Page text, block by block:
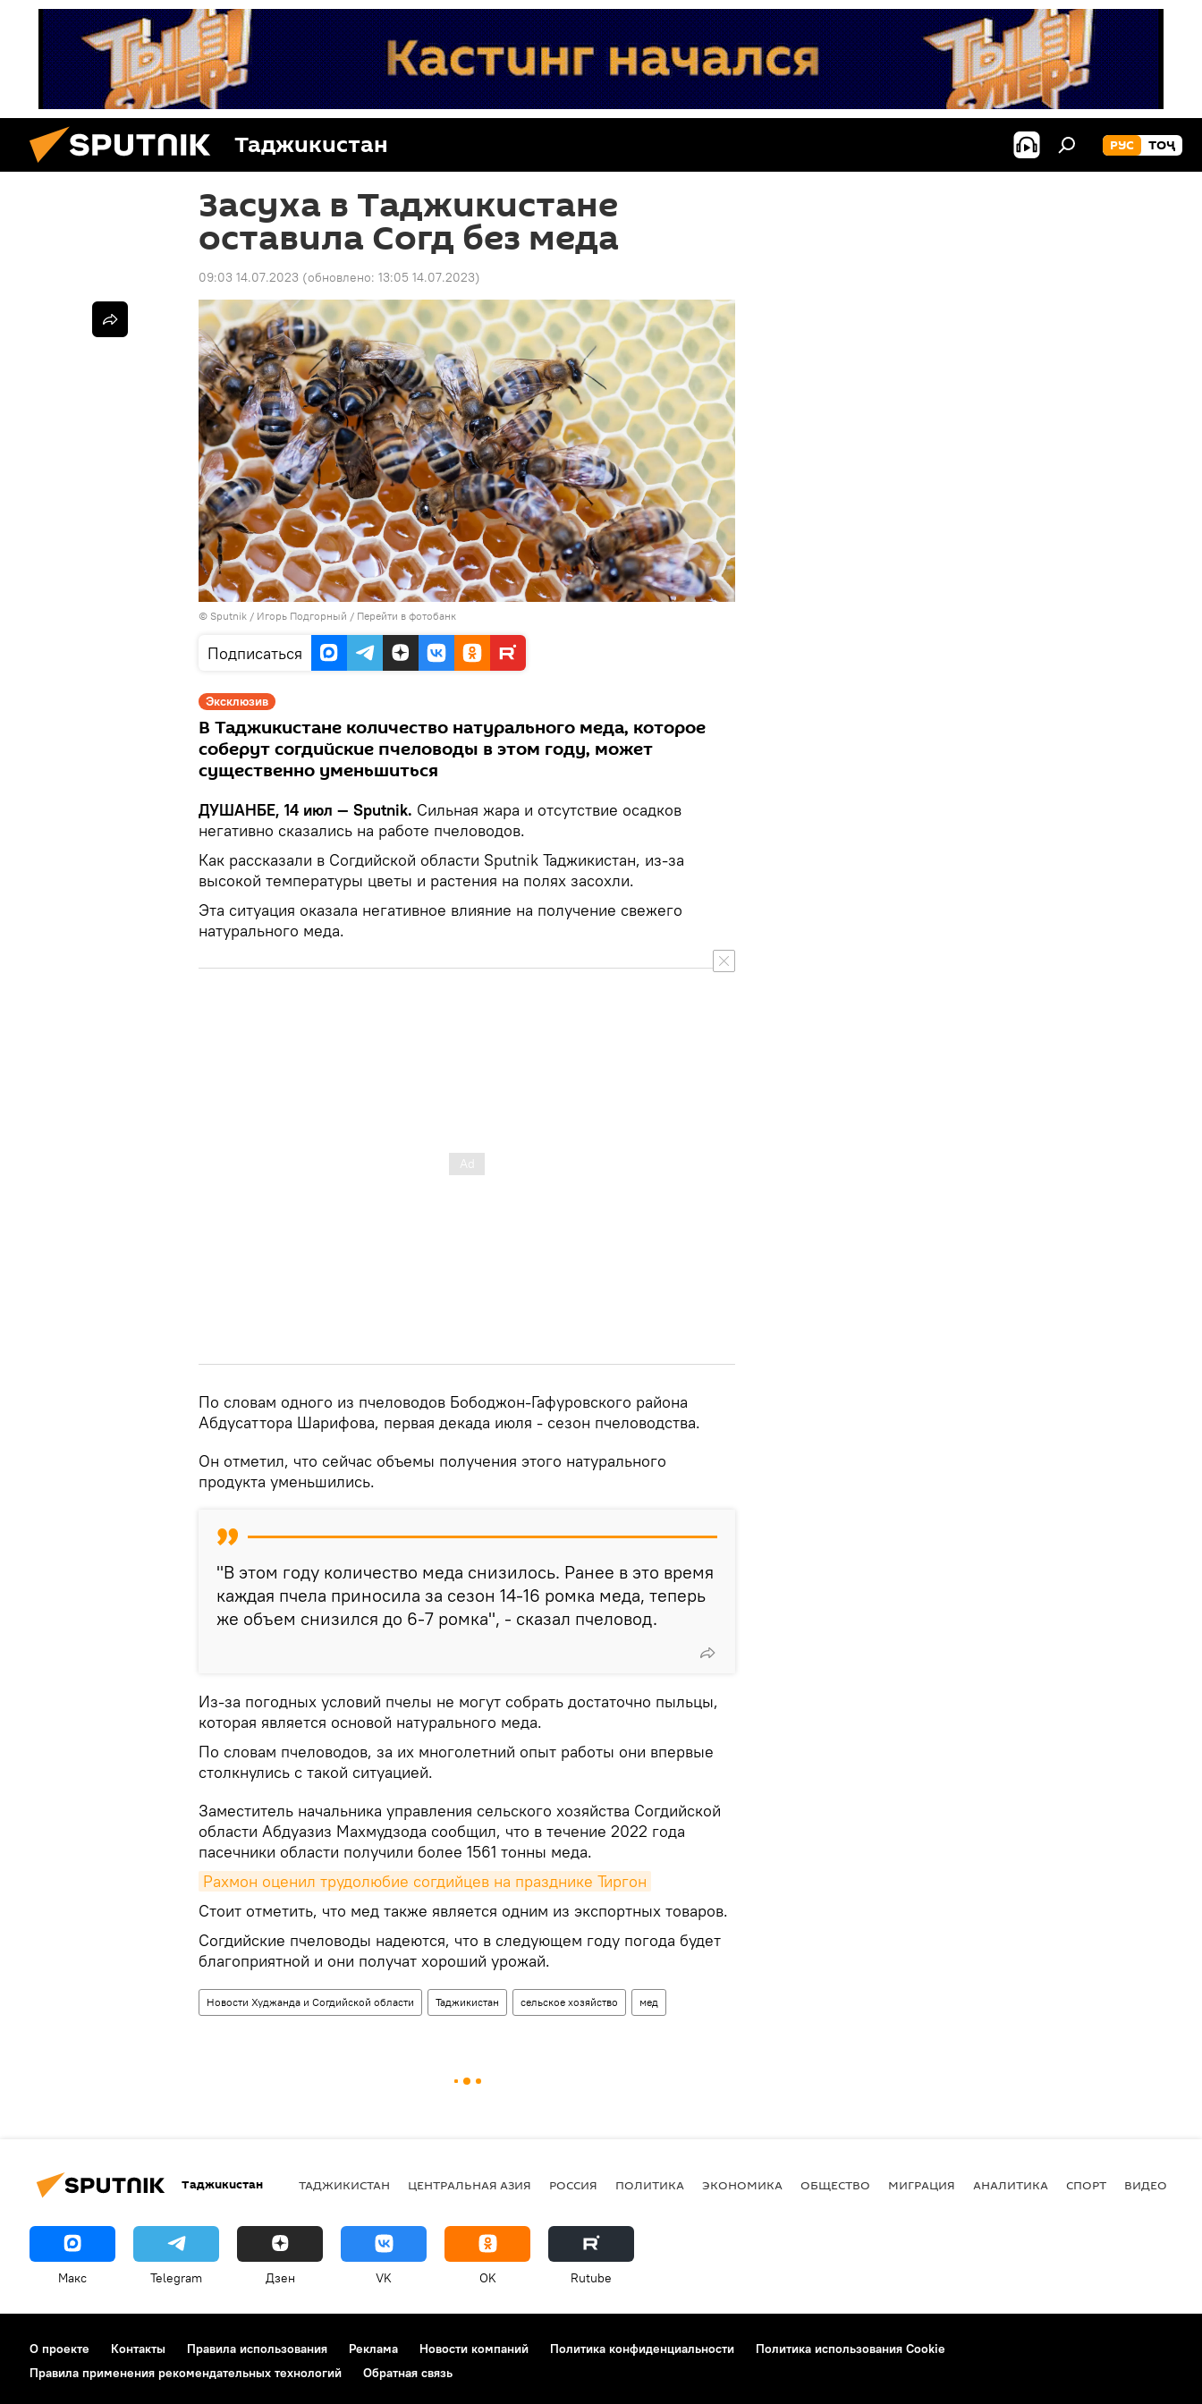
Таджикистан РУС ТОҶ
Засуха в Таджикистане
оставила Согд без меда
09:03 14.07.2023 (обновлено: 13:05 14.07.2023)
© Sputnik / Игорь Подгорный / Перейти в фотобанк
Подписаться
Эксклюзив
В Таджикистане количество натурального меда, которое
соберут согдийские пчеловоды в этом году, может
существенно уменьшиться
ДУШАНБЕ, 14 июл — Sputnik. Сильная жара и отсутствие осадков
негативно сказались на работе пчеловодов.
Как рассказали в Согдийской области Sputnik Таджикистан, из-за
высокой температуры цветы и растения на полях засохли.
Эта ситуация оказала негативное влияние на получение свежего
натурального меда.
По словам одного из пчеловодов Бободжон-Гафуровского района
Абдусаттора Шарифова, первая декада июля - сезон пчеловодства.
Он отметил, что сейчас объемы получения этого натурального
продукта уменьшились.
"В этом году количество меда снизилось. Ранее в это время
каждая пчела приносила за сезон 14-16 ромка меда, теперь
же объем снизился до 6-7 ромка", - сказал пчеловод.
Из-за погодных условий пчелы не могут собрать достаточно пыльцы,
которая является основой натурального меда.
По словам пчеловодов, за их многолетний опыт работы они впервые
столкнулись с такой ситуацией.
Заместитель начальника управления сельского хозяйства Согдийской
области Абдуазиз Махмудзода сообщил, что в течение 2022 года
пасечники области получили более 1561 тонны меда.
Рахмон оценил трудолюбие согдийцев на празднике Тиргон
Стоит отметить, что мед также является одним из экспортных товаров.
Согдийские пчеловоды надеются, что в следующем году погода будет
благоприятной и они получат хороший урожай.
Новости Худжанда и Согдийской области Таджикистан сельское хозяйство мед
Таджикистан ТАДЖИКИСТАН ЦЕНТРАЛЬНАЯ АЗИЯ РОССИЯ ПОЛИТИКА ЭКОНОМИКА ОБЩЕСТВО МИГРАЦИЯ АНАЛИТИКА СПОРТ ВИДЕО
Макс Telegram Дзен VK OK Rutube
О проекте Контакты Правила использования Реклама Новости компаний Политика конфиденциальности
Политика использования Cookie
Правила применения рекомендательных технологий
Обратная связь